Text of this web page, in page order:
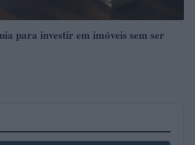
para investir em imóveis sem ser